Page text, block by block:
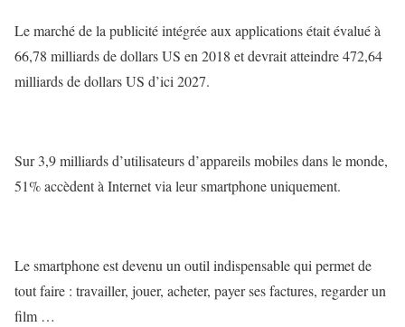
Le marché de la publicité intégrée aux applications était évalué à
66,78 milliards de dollars US en 2018 et devrait atteindre 472,64
milliards de dollars US d’ici 2027.
Sur 3,9 milliards d’utilisateurs d’appareils mobiles dans le monde,
51% accèdent à Internet via leur smartphone uniquement.
Le smartphone est devenu un outil indispensable qui permet de
tout faire : travailler, jouer, acheter, payer ses factures, regarder un
film …